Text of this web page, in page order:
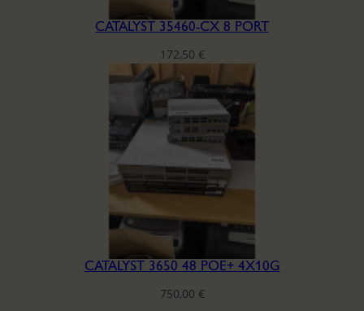
CATALYST 35460-CX 8 PORT
172,50 €
CATALYST 3650 48 POE+ 4X10G
750,00 €